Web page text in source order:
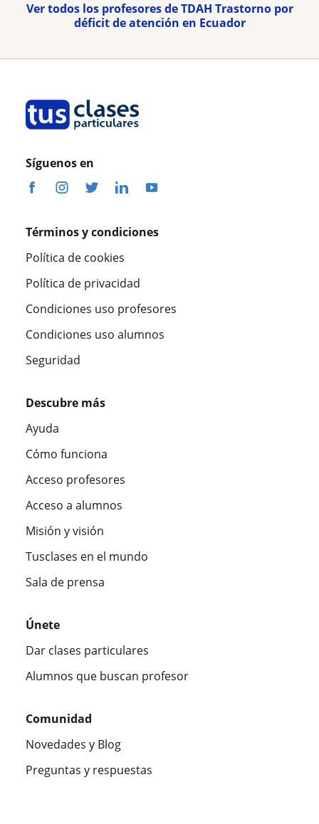
Ver todos los profesores de TDAH Trastorno por
déficit de atención en Ecuador
Síguenos en
Términos y condiciones
Política de cookies
Política de privacidad
Condiciones uso profesores
Condiciones uso alumnos
Seguridad
Descubre más
Ayuda
Cómo funciona
Acceso profesores
Acceso a alumnos
Misión y visión
Tusclases en el mundo
Sala de prensa
Únete
Dar clases particulares
Alumnos que buscan profesor
Comunidad
Novedades y Blog
Preguntas y respuestas